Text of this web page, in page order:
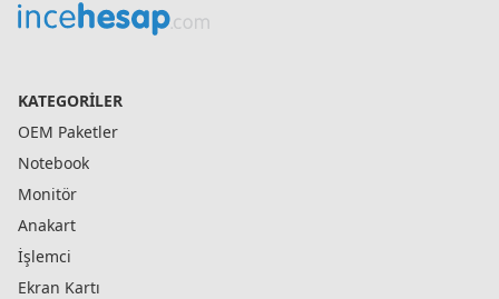
KATEGORILER
OEM Paketler
Notebook
Monitör
Anakart
İşlemci
Ekran Kartı